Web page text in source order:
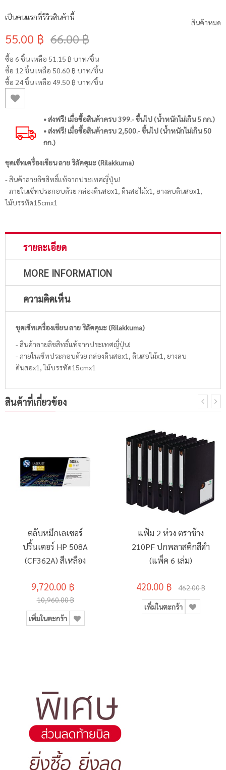
สินค้าหมด
เป็นคนแรกที่รีวิวสินค้านี้
55.00 ฿ 66.00 ฿
ซื้อ 6 ชิ้น เหลือ 51.15 ฿ บาท/ชิ้น
ซื้อ 12 ชิ้น เหลือ 50.60 ฿ บาท/ชิ้น
ซื้อ 24 ชิ้น เหลือ 49.50 ฿ บาท/ชิ้น
• ส่งฟรี! เมื่อซื้อสินค้าครบ 399.- ขึ้นไป (น้ำหนักไม่เกิน 5 กก.)
• ส่งฟรี! เมื่อซื้อสินค้าครบ 2,500.- ขึ้นไป (น้ำหนักไม่เกิน 50
กก.)
ชุดเซ็ทเครื่องเขียน ลาย ริลัคคุมะ (Rilakkuma)
- สินค้าลายลิขสิทธิ์แท้จากประเทศญี่ปุ่น!
- ภายในเซ็ทประกอบด้วย กล่องดินสอx1, ดินสอไม้x1, ยางลบดินสอx1,
ไม้บรรทัด15cmx1
รายละเอียด
MORE INFORMATION
ความคิดเห็น
ชุดเซ็ทเครื่องเขียน ลาย ริลัคคุมะ (Rilakkuma)
- สินค้าลายลิขสิทธิ์แท้จากประเทศญี่ปุ่น!
- ภายในเซ็ทประกอบด้วย กล่องดินสอx1, ดินสอไม้x1, ยางลบ
ดินสอx1, ไม้บรรทัด15cmx1
สินค้าที่เกี่ยวข้อง
ตลับหมึกเลเซอร์
ปริ้นเตอร์ HP 508A
(CF362A) สีเหลือง
9,720.00 ฿
10,960.00 ฿
เพิ่มในตะกร้า
แฟ้ม 2 ห่วง ตราช้าง
210PF ปกพลาสติกสีดำ
(แพ็ค 6 เล่ม)
420.00 ฿ 462.00 ฿
เพิ่มในตะกร้า